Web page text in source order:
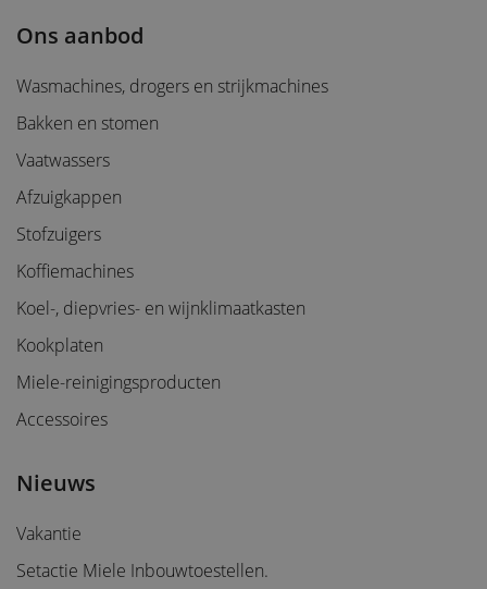
Ons aanbod
Wasmachines, drogers en strijkmachines
Bakken en stomen
Vaatwassers
Afzuigkappen
Stofzuigers
Koffiemachines
Koel-, diepvries- en wijnklimaatkasten
Kookplaten
Miele-reinigingsproducten
Accessoires
Nieuws
Vakantie
Setactie Miele Inbouwtoestellen.